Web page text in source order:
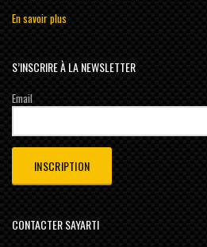
En savoir plus
S’INSCRIRE À LA NEWSLETTER
Email
CONTACTER SAYARTI